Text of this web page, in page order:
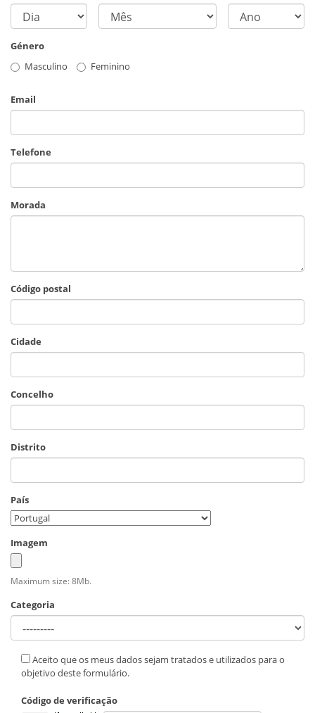
Género
Masculino
Feminino
Email
Telefone
Morada
Código postal
Cidade
Concelho
Distrito
País
Imagem
Maximum size: 8Mb.
Categoria
Aceito que os meus dados sejam tratados e utilizados para o
objetivo deste formulário.
Código de verificação